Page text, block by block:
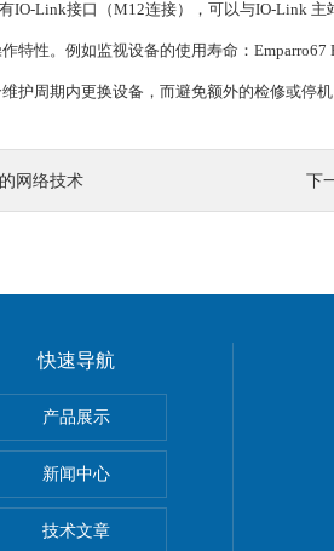
IO-Link接口（M12连接），可以与IO-Link
特性。例如监视设备的使用寿命：
护周期内更换设备，而避免额外的检修或停
网络技术 下
智能电流分配器
电抗器
快速导航
产品展示
新闻中心
技术文章